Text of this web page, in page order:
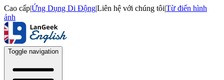
Cao cấp|Ứng Dụng Di Động|Liên hệ với chúng tôi|Từ điển hình
ảnh
Toggle navigation